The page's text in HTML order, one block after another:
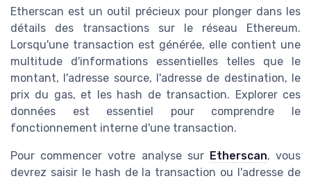
Etherscan est un outil précieux pour plonger dans les
détails des transactions sur le réseau Ethereum.
Lorsqu'une transaction est générée, elle contient une
multitude d'informations essentielles telles que le
montant, l'adresse source, l'adresse de destination, le
prix du gas, et les hash de transaction. Explorer ces
données est essentiel pour comprendre le
fonctionnement interne d'une transaction.
Pour commencer votre analyse sur Etherscan, vous
devrez saisir le hash de la transaction ou l'adresse de